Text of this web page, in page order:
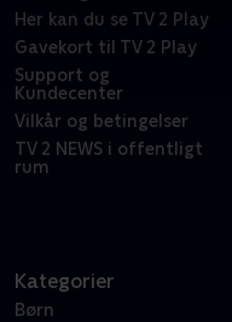
Her kan du se TV 2 Play
Gavekort til TV 2 Play
Support og
Kundecenter
Vilkår og betingelser
TV 2 NEWS i offentligt
rum
Kategorier
Børn